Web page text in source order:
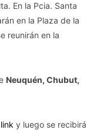
En la Pcia. Santa
en la Plaza de la
reunirán en la
Neuquén, Chubut,
link y luego se recibirá